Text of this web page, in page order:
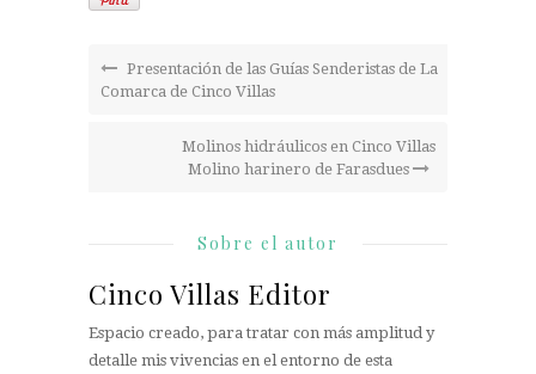
Presentación de las Guías Senderistas de La
Comarca de Cinco Villas
Molinos hidráulicos en Cinco Villas
Molino harinero de Farasdues
Sobre el autor
Cinco Villas Editor
Espacio creado, para tratar con más amplitud y
detalle mis vivencias en el entorno de esta